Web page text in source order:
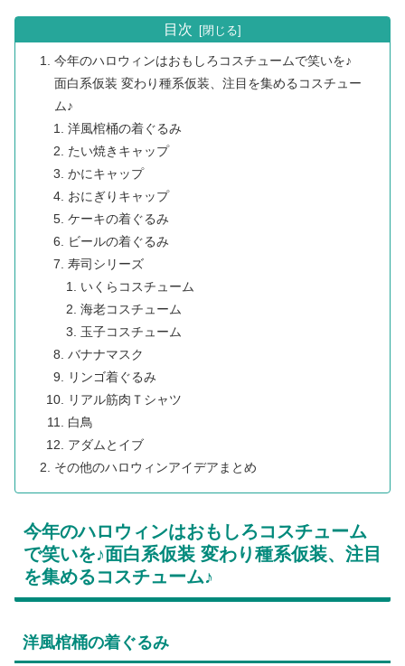
目次
今年のハロウィンはおもしろコスチュームで笑いを♪
面白系仮装 変わり種系仮装、注目を集めるコスチュー
ム♪
洋風棺桶の着ぐるみ
たい焼きキャップ
かにキャップ
おにぎりキャップ
ケーキの着ぐるみ
ビールの着ぐるみ
寿司シリーズ
いくらコスチューム
海老コスチューム
玉子コスチューム
バナナマスク
リンゴ着ぐるみ
リアル筋肉Ｔシャツ
白鳥
アダムとイブ
その他のハロウィンアイデアまとめ
今年のハロウィンはおもしろコスチューム
で笑いを♪面白系仮装 変わり種系仮装、注目
を集めるコスチューム♪
洋風棺桶の着ぐるみ